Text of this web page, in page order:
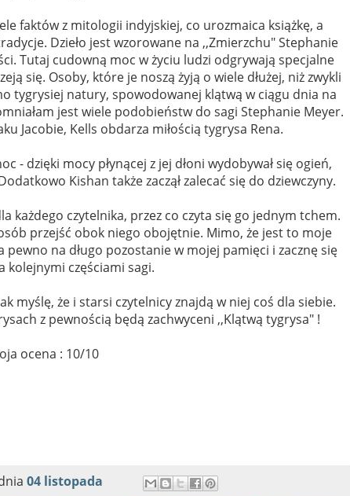
faktów z mitologii indyjskiej, co urozmaica książkę, a
Dzieło jest wzorowane na ,,Zmierzchu" Stephanie
Tutaj cudowną moc w życiu ludzi odgrywają specjalne
się. Osoby, które je noszą żyją o wiele dłużej, niż zwykli
tygrysiej natury, spowodowanej klątwą w ciągu dnia na
jest wiele podobieństw do sagi Stephanie Meyer.
Jacobie, Kells obdarza miłością tygrysa Rena.
- dzięki mocy płynącej z jej dłoni wydobywał się ogień,
Kishan także zaczął zalecać się do dziewczyny.
każdego czytelnika, przez co czyta się go jednym tchem.
przejść obok niego obojętnie. Mimo, że jest to moje
na długo pozostanie w mojej pamięci i zacznę się
kolejnymi częściami sagi.
myślę, że i starsi czytelnicy znajdą w niej coś dla siebie.
z pewnością będą zachwyceni ,,Klątwą tygrysa" !
ocena : 10/10
04 listopada